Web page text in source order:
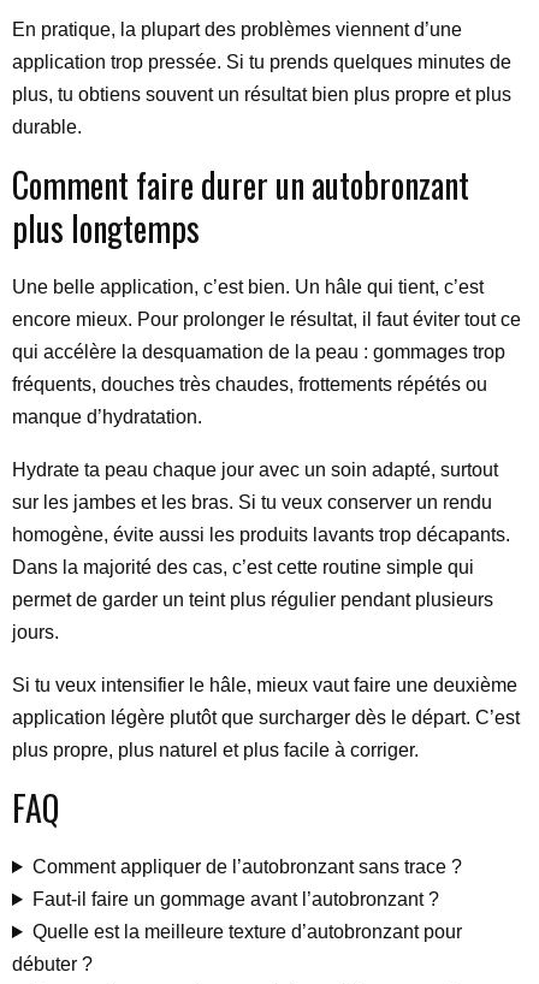
En pratique, la plupart des problèmes viennent d’une
application trop pressée. Si tu prends quelques minutes de
plus, tu obtiens souvent un résultat bien plus propre et plus
durable.
Comment faire durer un autobronzant
plus longtemps
Une belle application, c’est bien. Un hâle qui tient, c’est
encore mieux. Pour prolonger le résultat, il faut éviter tout ce
qui accélère la desquamation de la peau : gommages trop
fréquents, douches très chaudes, frottements répétés ou
manque d’hydratation.
Hydrate ta peau chaque jour avec un soin adapté, surtout
sur les jambes et les bras. Si tu veux conserver un rendu
homogène, évite aussi les produits lavants trop décapants.
Dans la majorité des cas, c’est cette routine simple qui
permet de garder un teint plus régulier pendant plusieurs
jours.
Si tu veux intensifier le hâle, mieux vaut faire une deuxième
application légère plutôt que surcharger dès le départ. C’est
plus propre, plus naturel et plus facile à corriger.
FAQ
Comment appliquer de l’autobronzant sans trace ?
Faut-il faire un gommage avant l’autobronzant ?
Quelle est la meilleure texture d’autobronzant pour
débuter ?